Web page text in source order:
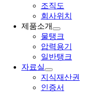
조직도
회사위치
제품소개
물탱크
압력용기
일반탱크
자료실
지식재산권
인증서